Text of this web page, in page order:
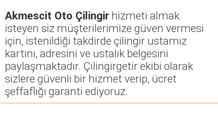
Akmescit Oto Çilingir hizmeti almak
isteyen siz müşterilerimize güven vermesi
için, istenildiği takdirde çilingir ustamız
kartını, adresini ve ustalık belgesini
paylaşmaktadır. Çilingirgetir ekibi olarak
sizlere güvenli bir hizmet verip, ücret
şeffaflığı garanti ediyoruz.